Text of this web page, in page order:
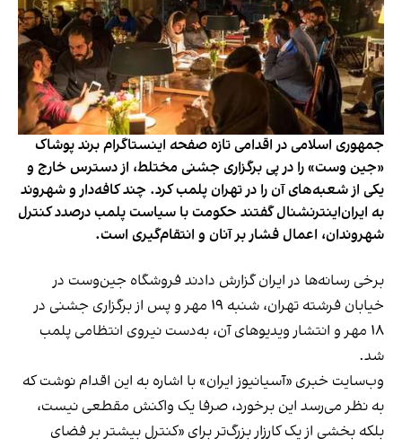
جمهوری اسلامی در اقدامی تازه صفحه اینستاگرام برند پوشاک
«جین وست» را در پی برگزاری جشنی مختلط، از دسترس خارج و
یکی از شعبه‌های آن را در تهران پلمب کرد. چند کافه‌‌دار و شهروند
به ایران‌اینترنشنال گفتند حکومت با سیاست پلمب درصدد کنترل
شهروندان، اعمال فشار بر آنان و انتقام‌گیری است.
برخی رسانه‌ها در ایران گزارش دادند فروشگاه جین‌وست در
خیابان فرشته تهران، شنبه ۱۹ مهر و پس از برگزاری جشنی در
۱۸ مهر و انتشار ویدیوهای آن، به‌دست نیروی انتظامی پلمب
شد.
وب‌سایت خبری «آسیانیوز ایران» با اشاره به این اقدام نوشت که
به نظر می‌رسد این برخورد، صرفا یک واکنش مقطعی نیست،
بلکه بخشی از یک کارزار بزرگ‌تر برای «کنترل بیشتر بر فضای